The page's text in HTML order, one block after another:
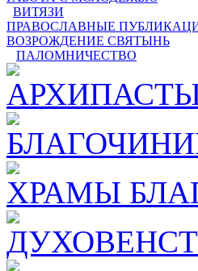
ВИТЯЗИ
ПРАВОСЛАВНЫЕ
ВОЗРОЖДЕНИЕ СВЯТЫНЬ
ПАЛОМНИЧЕСТВО
ХРАМЫ